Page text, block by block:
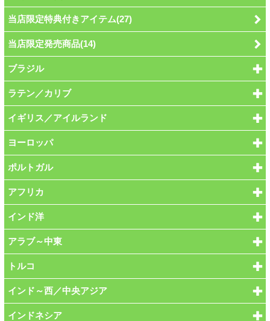
当店限定特典付きアイテム(27)
当店限定発売商品(14)
ブラジル
ラテン／カリブ
イギリス／アイルランド
ヨーロッパ
ポルトガル
アフリカ
インド洋
アラブ～中東
トルコ
インド～西／中央アジア
インドネシア